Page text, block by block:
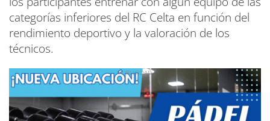
categorías inferiores del RC Celta en función del
rendimiento deportivo y la valoración de los
técnicos.